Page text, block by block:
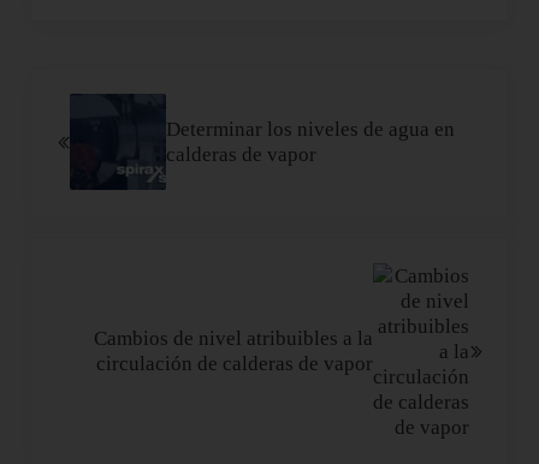
Determinar los niveles de agua en
calderas de vapor
Cambios de nivel atribuibles a la
circulación de calderas de vapor